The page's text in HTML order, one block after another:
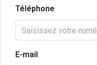
Téléphone
E-mail